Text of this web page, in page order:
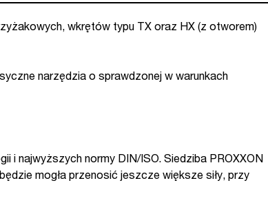
wkrętów typu TX oraz HX (z otworem)
narzędzia o sprawdzonej w warunkach
i najwyższych normy DIN/ISO. Siedziba PROXXON
mogła przenosić jeszcze większe siły, przy